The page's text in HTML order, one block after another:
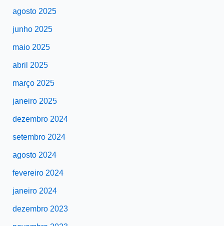
agosto 2025
junho 2025
maio 2025
abril 2025
março 2025
janeiro 2025
dezembro 2024
setembro 2024
agosto 2024
fevereiro 2024
janeiro 2024
dezembro 2023